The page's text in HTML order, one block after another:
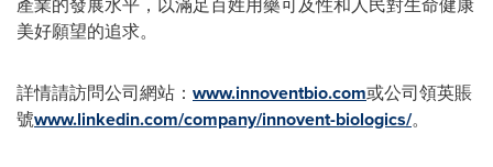
美好願望的追求。
詳情請訪問公司網站： www.innoventbio.com或公司領英賬
號www.linkedin.com/company/innovent-biologics/。